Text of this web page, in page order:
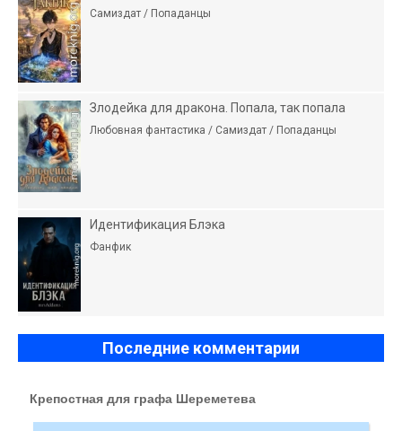
Самиздат / Попаданцы
Злодейка для дракона. Попала, так попала
Любовная фантастика / Самиздат / Попаданцы
Идентификация Блэка
Фанфик
Последние комментарии
Крепостная для графа Шереметева